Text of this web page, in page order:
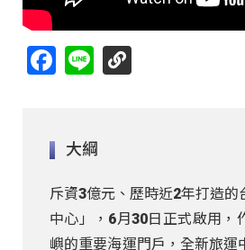
Facebook
Line
大綱
斥資3億元、歷時近2年打造的
中心」，6月30日正式啟用，
嶼的重要海運門戶，全新旅運